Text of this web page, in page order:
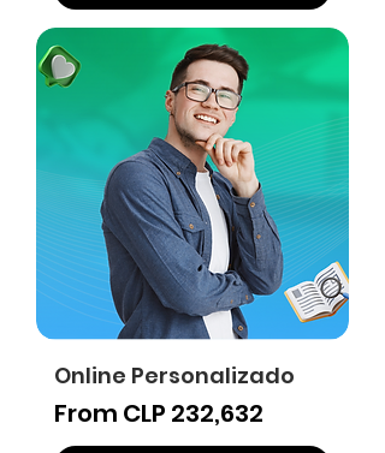
Online Personalizado
From CLP 232,632
Sale Price